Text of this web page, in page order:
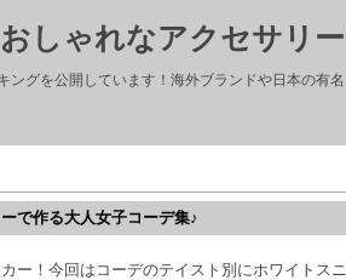
しゃれなアクセサリ
ングを公開しています！海外ブランドや日本の有
で作る大人女子コーデ集♪
ー！今回はコーデのテイスト別にホワイトス